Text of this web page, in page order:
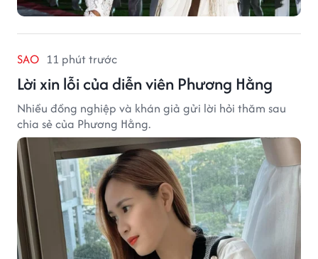
SAO 11 phút trước
Lời xin lỗi của diễn viên Phương Hằng
Nhiều đồng nghiệp và khán giả gửi lời hỏi thăm sau
chia sẻ của Phương Hằng.